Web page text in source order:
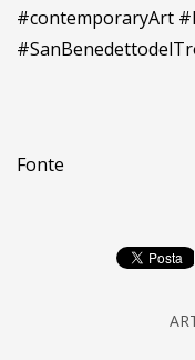
#contemporaryArt
Fonte